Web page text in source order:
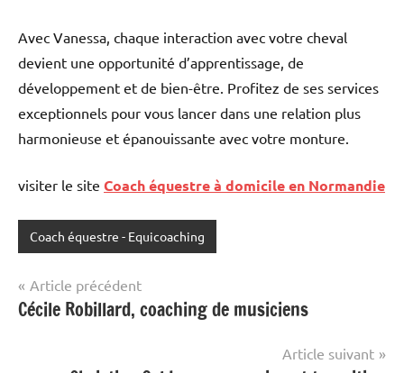
Avec Vanessa, chaque interaction avec votre cheval
devient une opportunité d’apprentissage, de
développement et de bien-être. Profitez de ses services
exceptionnels pour vous lancer dans une relation plus
harmonieuse et épanouissante avec votre monture.
visiter le site Coach équestre à domicile en Normandie
Coach équestre - Equicoaching
Navigation
de
Article précédent
Cécile Robillard, coaching de musiciens
Article suivant